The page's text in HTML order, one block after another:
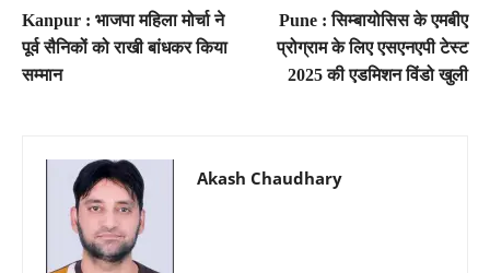
Kanpur : भाजपा महिला मोर्चा ने
पूर्व सैनिकों को राखी बांधकर किया
सम्मान
Pune : सिम्बायोसिस के एमबीए
प्रोग्राम के लिए एसएनएपी टेस्ट
2025 की एडमिशन विंडो खुली
Akash Chaudhary